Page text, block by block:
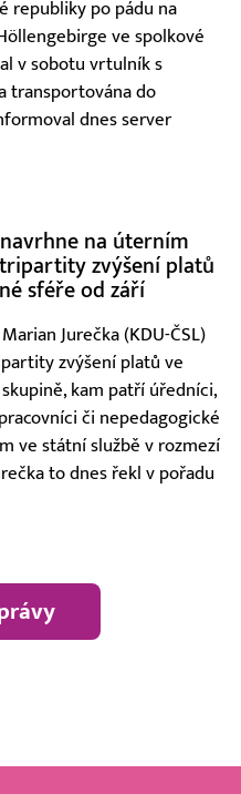
republiky po pádu na
ve spolkové
v sobotu vrtulník s
transportována do
dnes server
na úterním
zvýšení platů
sféře od září
Jurečka (KDU-ČSL)
zvýšení platů ve
kam patří úředníci,
či nepedagogické
ve státní službě v rozmezí
to dnes řekl v pořadu